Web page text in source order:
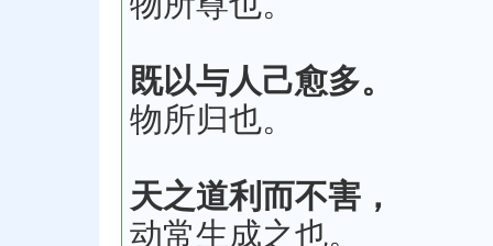
既以与人己愈多。
物所归也。
天之道利而不害，
动常生成之也。